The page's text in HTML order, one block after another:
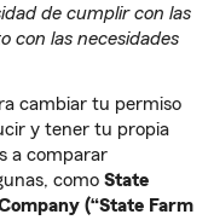
de cumplir con las
con las necesidades
cambiar tu permiso
y tener tu propia
a comparar
como State
(“State Farm